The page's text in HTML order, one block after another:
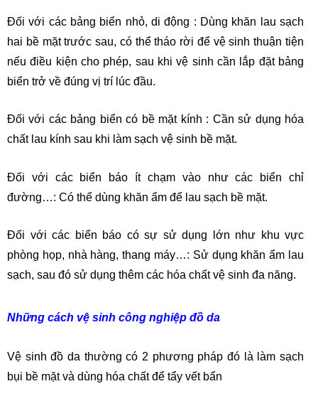
Đối với các bảng biển nhỏ, di động : Dùng khăn lau sạch
hai bề mặt trước sau, có thể tháo rời để vệ sinh thuận tiện
nếu điều kiện cho phép, sau khi vệ sinh cần lắp đặt bảng
biển trở về đúng vị trí lúc đầu.
Đối với các bảng biển có bề mặt kính : Cần sử dụng hóa
chất lau kính sau khi làm sạch vệ sinh bề mặt.
Đối với các biển báo ít chạm vào như các biển chỉ
đường…: Có thể dùng khăn ẩm để lau sạch bề mặt.
Đối với các biển báo có sự sử dụng lớn như khu vực
phòng họp, nhà hàng, thang máy…: Sử dụng khăn ẩm lau
sạch, sau đó sử dụng thêm các hóa chất vệ sinh đa năng.
Những cách vệ sinh công nghiệp đồ da
Vệ sinh đồ da thường có 2 phương pháp đó là làm sạch
bụi bề mặt và dùng hóa chất để tẩy vết bẩn